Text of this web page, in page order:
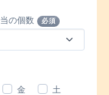
の個数 必須
金
土